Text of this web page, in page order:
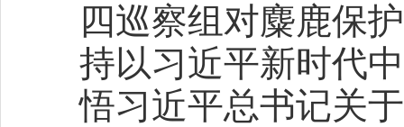
四巡察组对麋鹿保
持以习近平新时代
悟习近平总书记关